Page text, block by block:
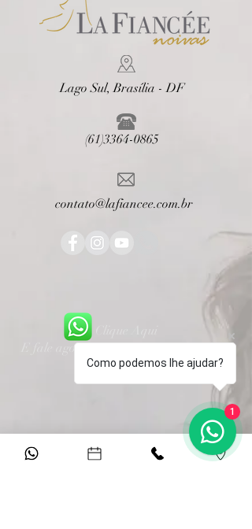
Lago Sul, Brasília - DF
(61)3364-0865
contato@lafiancee.com.br
E fale agora com a gente no WhatsApp
(61) 3364 0865
Como podemos lhe ajudar?
1